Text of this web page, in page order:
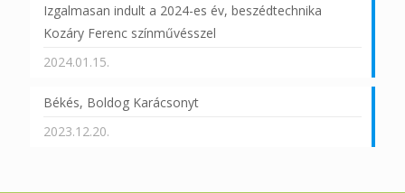
Izgalmasan indult a 2024-es év, beszédtechnika
Kozáry Ferenc színművésszel
2024.01.15.
Békés, Boldog Karácsonyt
2023.12.20.